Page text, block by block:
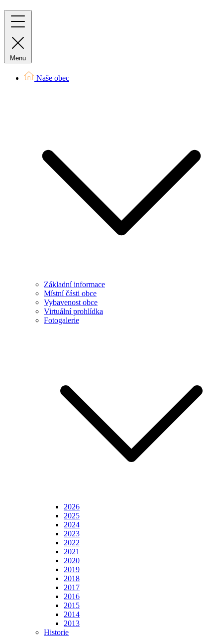
Menu
Naše obec
Základní informace
Místní části obce
Vybavenost obce
Virtuální prohlídka
Fotogalerie
2026
2025
2024
2023
2022
2021
2020
2019
2018
2017
2016
2015
2014
2013
Historie